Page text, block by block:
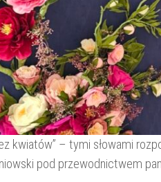
kwiatów” – tymi słowami
pod przewodnictwem